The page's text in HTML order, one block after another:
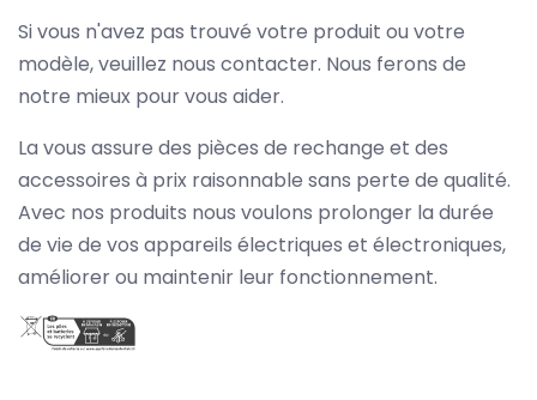
Si vous n'avez pas trouvé votre produit ou votre
modèle, veuillez nous contacter. Nous ferons de
notre mieux pour vous aider.
La vous assure des pièces de rechange et des
accessoires à prix raisonnable sans perte de qualité.
Avec nos produits nous voulons prolonger la durée
de vie de vos appareils électriques et électroniques,
améliorer ou maintenir leur fonctionnement.